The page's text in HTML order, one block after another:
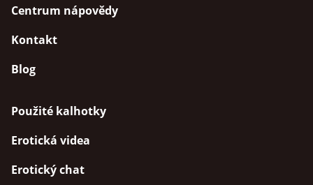
Centrum nápovědy
Kontakt
Blog
Použité kalhotky
Erotická videa
Erotický chat